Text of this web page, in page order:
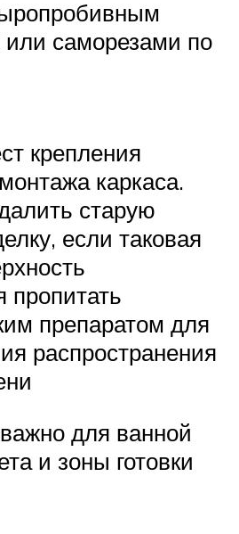
саморезами по
крепления
каркаса.
старую
если таковая
пропитать
препаратом для
распространения
для ванной
и зоны готовки